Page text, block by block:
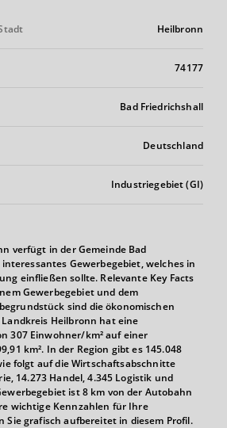
Heilbronn
74177
Bad Friedrichshall
Deutschland
Industriegebiet (GI)
verfügt in der Gemeinde Bad
Gewerbegebiet, welches in
einfließen sollte. Relevante Key Facts
Gewerbegebiet und dem
sind die ökonomischen
Heilbronn hat eine
307 Einwohner/km² auf einer
km². In der Region gibt es 145.048
folgt auf die Wirtschaftsabschnitte
14.273 Handel, 4.345 Logistik und
ist 8 km von der Autobahn
wichtige Kennzahlen für Ihre
Sie grafisch aufbereitet in diesem Profil.